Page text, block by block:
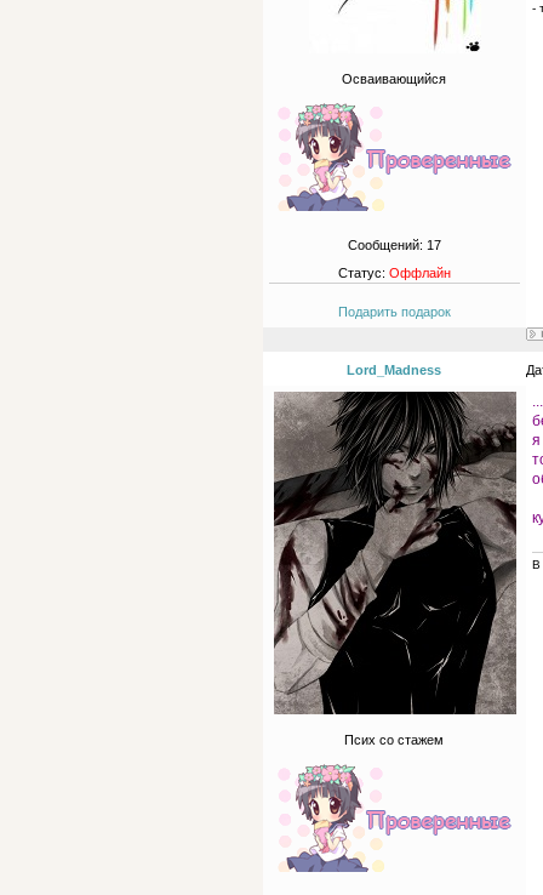
Осваивающийся
Сообщений: 17
Статус: Оффлайн
Подарить подарок
-
Lord_Madness
Псих со стажем
я
В